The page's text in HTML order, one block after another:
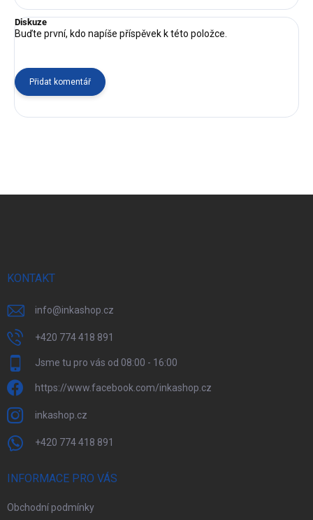
Diskuze
Buďte první, kdo napíše příspěvek k této položce.
Přidat komentář
KONTAKT
info@inkashop.cz
+420 774 418 891
Jsme tu pro vás od 08:00 - 16:00
https://www.facebook.com/inkashop.cz
inkashop.cz
+420 774 418 891
INFORMACE PRO VÁS
Obchodní podmínky